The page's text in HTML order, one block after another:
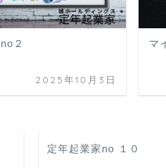
no２
2025年10月3日
マ
定年起業家no １０